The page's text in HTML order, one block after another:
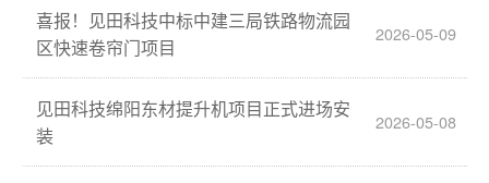
喜报！见田科技中标中建三局铁路物流园
区快速卷帘门项目
2026-05-09
见田科技绵阳东材提升机项目正式进场安
装
2026-05-08